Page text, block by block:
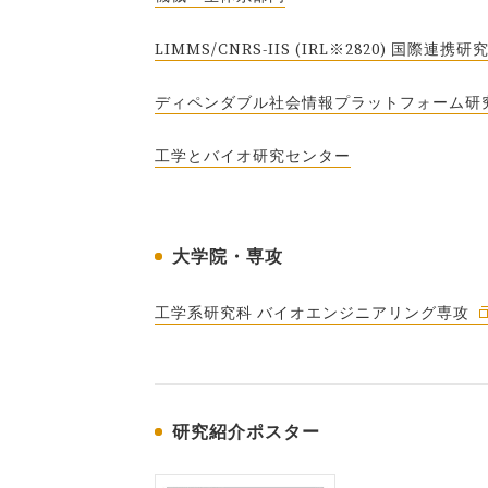
LIMMS/CNRS-IIS (IRL※2820) 国際連携研
ディペンダブル社会情報プラットフォーム研
工学とバイオ研究センター
大学院・専攻
工学系研究科 バイオエンジニアリング専攻
研究紹介ポスター